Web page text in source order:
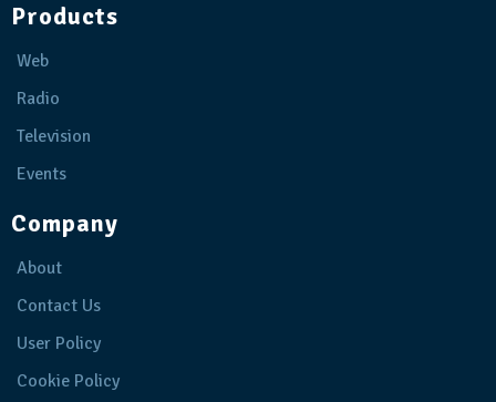
Products
Web
Radio
Television
Events
Company
About
Contact Us
User Policy
Cookie Policy